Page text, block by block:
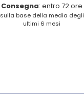
Consegna: entro 72 ore
sulla base della media degli
ultimi 6 mesi